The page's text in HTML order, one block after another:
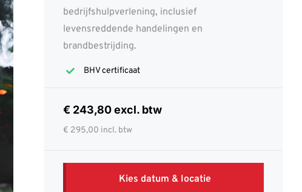
bedrijfshulpverlening, inclusief
levensreddende handelingen en
brandbestrijding.
BHV certificaat
€ 243,80 excl. btw
€ 295,00 incl. btw
Kies datum & locatie